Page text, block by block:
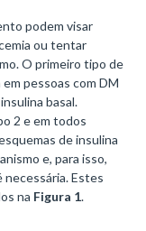
podem visar
ou tentar
O primeiro tipo de
pessoas com DM
basal.
2 e em todos
de insulina
e, para isso,
necessária. Estes
na Figura 1.